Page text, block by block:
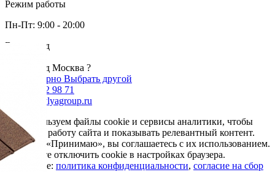
Режим работы
Пн-Пт: 9:00 - 20:00
Ваш город
Ваш город Москва ?
Да, все верно Выбрать другой
+7 985 002 98 71
info@krovlyagroup.ru
Мы используем файлы cookie и сервисы аналитики, чтобы
улучшить работу сайта и показывать релевантный контент.
Нажимая «Принимаю», вы соглашаетесь с их использованием.
Вы можете отключить cookie в настройках браузера.
Подробнее: политика конфиденциальности, согласие на сбор